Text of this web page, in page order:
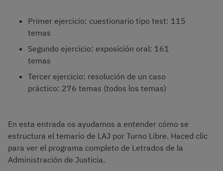
Primer ejercicio: cuestionario tipo test: 115
temas
Segundo ejercicio: exposición oral: 161
temas
Tercer ejercicio: resolución de un caso
práctico: 276 temas (todos los temas)
En esta entrada os ayudamos a entender cómo se
estructura el temario de LAJ por Turno Libre. Haced clic
para ver el programa completo de Letrados de la
Administración de Justicia.